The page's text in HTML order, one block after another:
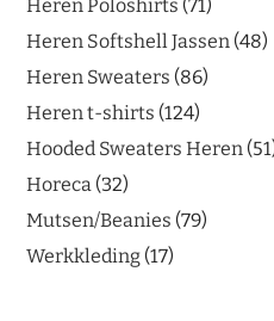
Heren Poloshirts 71
Heren Softshell Jassen 48
Heren Sweaters 86
Heren t-shirts 124
Hooded Sweaters Heren 51
Horeca 32
Mutsen/Beanies 79
Werkkleding 17